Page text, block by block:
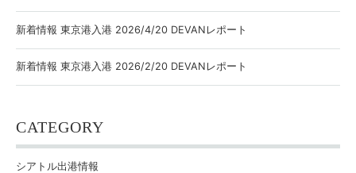
新着情報 東京港入港 2026/4/20 DEVANレポート
新着情報 東京港入港 2026/2/20 DEVANレポート
CATEGORY
シアトル出港情報